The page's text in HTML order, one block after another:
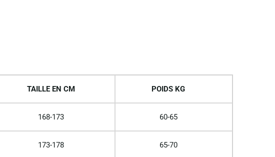
TAILLE EN CM POIDS KG
168-173 60-65
173-178 65-70